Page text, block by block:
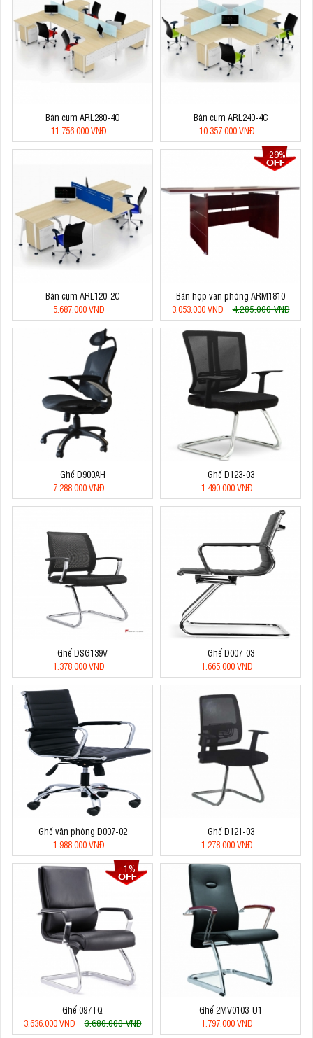
Bàn cụm ARL280-4O
11.756.000 VNĐ
Bàn cụm ARL240-4C
10.357.000 VNĐ
Bàn cụm ARL120-2C
5.687.000 VNĐ
29%
Bàn họp văn phòng ARM1810
3.053.000 VNĐ
4.285.000 VNĐ
Ghế D900AH
7.288.000 VNĐ
Ghế D123-03
1.490.000 VNĐ
Ghế DSG139V
1.378.000 VNĐ
Ghế D007-03
1.665.000 VNĐ
Ghế văn phòng D007-02
1.988.000 VNĐ
Ghế D121-03
1.278.000 VNĐ
1%
Ghế 097TQ
3.636.000 VNĐ
3.680.000 VNĐ
Ghế 2MV0103-U1
1.797.000 VNĐ